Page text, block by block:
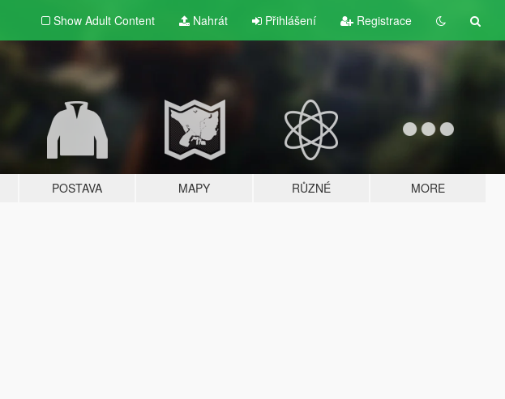
Show Adult Content Nahrát Přihlášení Registrace
POSTAVA MAPY RŮZNÉ MORE